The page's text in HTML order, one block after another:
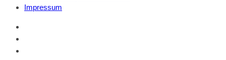
Impressum